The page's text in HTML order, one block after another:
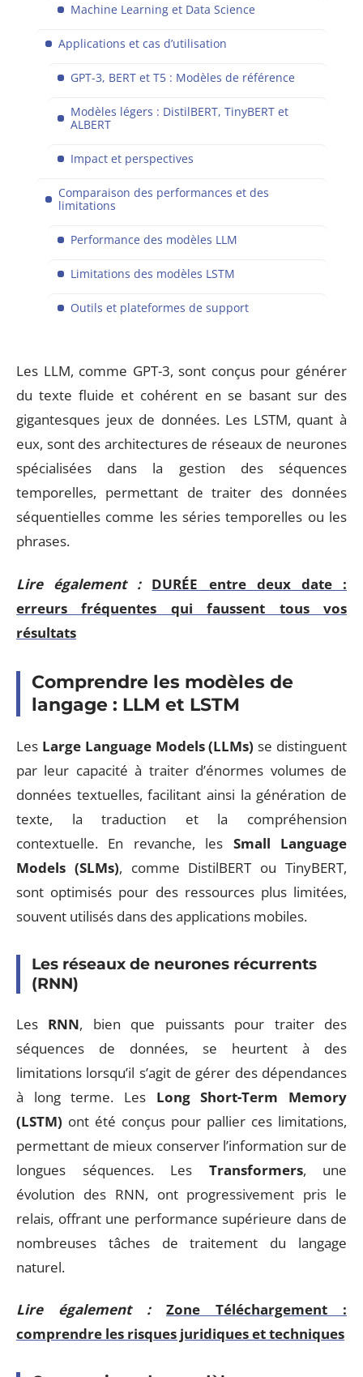
Machine Learning et Data Science
Applications et cas d’utilisation
GPT-3, BERT et T5 : Modèles de référence
Modèles légers : DistilBERT, TinyBERT et
ALBERT
Impact et perspectives
Comparaison des performances et des
limitations
Performance des modèles LLM
Limitations des modèles LSTM
Outils et plateformes de support
Les LLM, comme GPT-3, sont conçus pour générer
du texte fluide et cohérent en se basant sur des
gigantesques jeux de données. Les LSTM, quant à
eux, sont des architectures de réseaux de neurones
spécialisées dans la gestion des séquences
temporelles, permettant de traiter des données
séquentielles comme les séries temporelles ou les
phrases.
Lire également : DURÉE entre deux date :
erreurs fréquentes qui faussent tous vos
résultats
Comprendre les modèles de
langage : LLM et LSTM
Les Large Language Models (LLMs) se distinguent
par leur capacité à traiter d’énormes volumes de
données textuelles, facilitant ainsi la génération de
texte, la traduction et la compréhension
contextuelle. En revanche, les Small Language
Models (SLMs), comme DistilBERT ou TinyBERT,
sont optimisés pour des ressources plus limitées,
souvent utilisés dans des applications mobiles.
Les réseaux de neurones récurrents
(RNN)
Les RNN, bien que puissants pour traiter des
séquences de données, se heurtent à des
limitations lorsqu’il s’agit de gérer des dépendances
à long terme. Les Long Short-Term Memory
(LSTM) ont été conçus pour pallier ces limitations,
permettant de mieux conserver l’information sur de
longues séquences. Les Transformers, une
évolution des RNN, ont progressivement pris le
relais, offrant une performance supérieure dans de
nombreuses tâches de traitement du langage
naturel.
Lire également :
Zone Téléchargement :
comprendre les risques juridiques et techniques